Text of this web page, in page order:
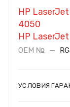
HP LaserJet
4050
HP
OEM № —
УСЛОВИЯ